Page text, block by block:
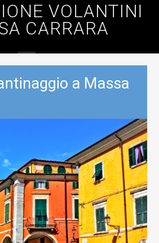
VOLANTINI
CARRARA
a Massa